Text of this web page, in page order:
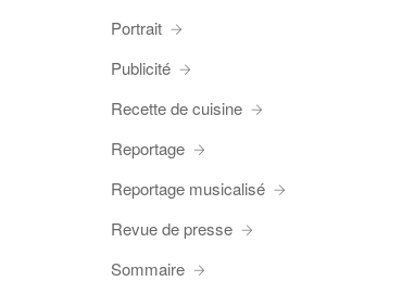
Portrait
Publicité
Recette de cuisine
Reportage
Reportage musicalisé
Revue de presse
Sommaire